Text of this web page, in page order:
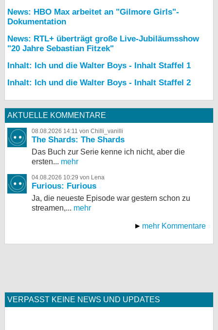
News: HBO Max arbeitet an "Gilmore Girls"-
Dokumentation
News: RTL+ überträgt große Live-Jubiläumsshow
"20 Jahre Sebastian Fitzek"
Inhalt: Ich und die Walter Boys - Inhalt Staffel 1
Inhalt: Ich und die Walter Boys - Inhalt Staffel 2
AKTUELLE KOMMENTARE
08.08.2026 14:11 von Chilli_vanilli
The Shards: The Shards
Das Buch zur Serie kenne ich nicht, aber die
ersten... mehr
04.08.2026 10:29 von Lena
Furious: Furious
Ja, die neueste Episode war gestern schon zu
streamen,... mehr
mehr Kommentare
VERPASST KEINE NEWS UND UPDATES